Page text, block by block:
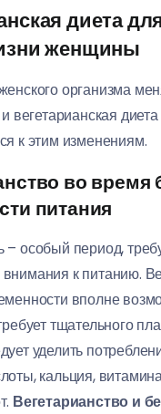
диета
женщины
организма
вегетарианская
к этим изменениям.
во время
питания
– особый период,
к питанию.
вполне
тщательного
уделить
кальция,
Вегетарианство и